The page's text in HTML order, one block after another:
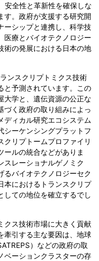
安全性と革新性を確保しな
す。政府が支援する研究開
ーシップと連携し、科学技
医療とバイオテクノロジー
術の発展における日本の地
ンスクリプトミクス技術
と予測されています。この
大学と、遺伝資源の公正な
づく政府の取り組みによっ
ディカル研究エコシステム
シーケンシングプラットフ
クリプトームプロファイリ
ールの統合などがありま
スレーショナルゲノミク
るバイオテクノロジーセク
本におけるトランスクリプ
しての地位を確立するでし
クス技術市場に大きく貢献
牽引する主な要因は、地球
）などの政府の取
ベーションクラスターの存